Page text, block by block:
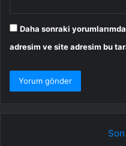
Daha sonraki
adresim ve site adresim bu